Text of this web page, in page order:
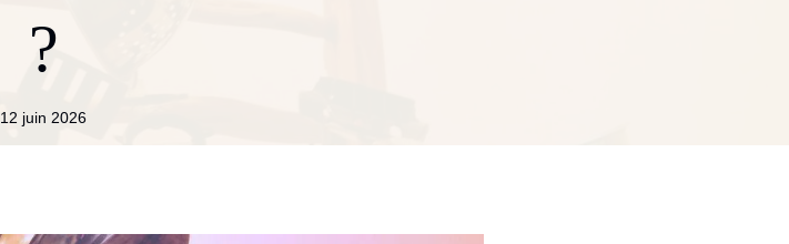
?
12 juin 2026